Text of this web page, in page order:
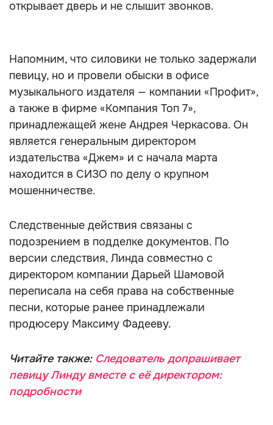
открывает дверь и не слышит звонков.
Напомним, что силовики не только задержали
певицу, но и провели обыски в офисе
музыкального издателя — компании «Профит»,
а также в фирме «Компания Топ 7»,
принадлежащей жене Андрея Черкасова. Он
является генеральным директором
издательства «Джем» и с начала марта
находится в СИЗО по делу о крупном
мошенничестве.
Следственные действия связаны с
подозрением в подделке документов. По
версии следствия, Линда совместно с
директором компании Дарьей Шамовой
переписала на себя права на собственные
песни, которые ранее принадлежали
продюсеру Максиму Фадееву.
Читайте также: Следователь допрашивает
певицу Линду вместе с её директором:
подробности